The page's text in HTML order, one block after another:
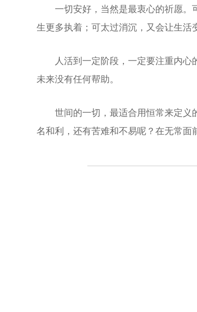
一切安好，当然是最衷心的祈愿
生更多执着；可太过消沉，又会让生
人活到一定阶段，一定要注重内
未来没有任何帮助。
世间的一切，最适合用恒常来定义
名和利，还有苦难和不易呢？在无常面